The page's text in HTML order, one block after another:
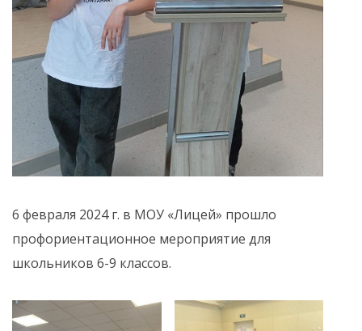
6 февраля 2024 г. в МОУ «Лицей» прошло
профориентационное мероприятие для
школьников 6-9 классов.